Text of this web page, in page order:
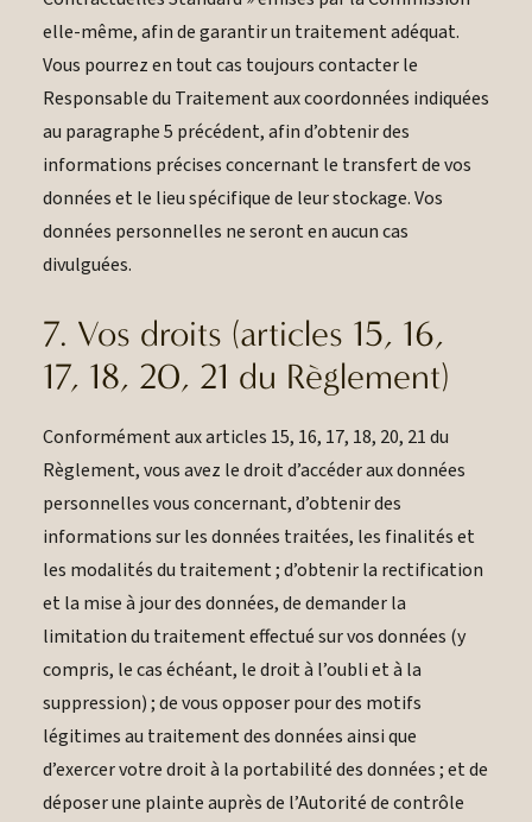
elle-même, afin de garantir un traitement adéquat.
Vous pourrez en tout cas toujours contacter le
Responsable du Traitement aux coordonnées indiquées
au paragraphe 5 précédent, afin d’obtenir des
informations précises concernant le transfert de vos
données et le lieu spécifique de leur stockage. Vos
données personnelles ne seront en aucun cas
divulguées.
7. Vos droits (articles 15, 16,
17, 18, 20, 21 du Règlement)
Conformément aux articles 15, 16, 17, 18, 20, 21 du
Règlement, vous avez le droit d’accéder aux données
personnelles vous concernant, d’obtenir des
informations sur les données traitées, les finalités et
les modalités du traitement ; d’obtenir la rectification
et la mise à jour des données, de demander la
limitation du traitement effectué sur vos données (y
compris, le cas échéant, le droit à l’oubli et à la
suppression) ; de vous opposer pour des motifs
légitimes au traitement des données ainsi que
d’exercer votre droit à la portabilité des données ; et de
déposer une plainte auprès de l’Autorité de contrôle